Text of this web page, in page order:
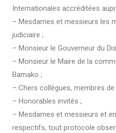
Internationales accréditées
– Mesdames et messieurs les
judiciaire ;
– Monsieur le Gouverneur du
– Monsieur le Maire de la
Bamako ;
– Chers collègues, membres
– Honorables invités ;
– Mesdames et messieurs et
respectifs, tout protocole